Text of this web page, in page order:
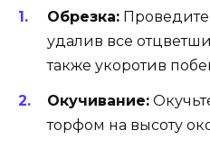
Обрезка:
удалив все
также укоротив
Окучивание:
торфом на высоту